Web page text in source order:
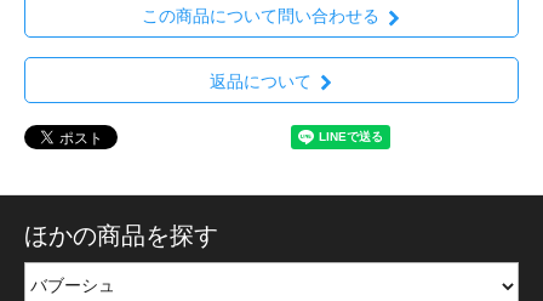
この商品について問い合わせる
返品について
ほかの商品を探す